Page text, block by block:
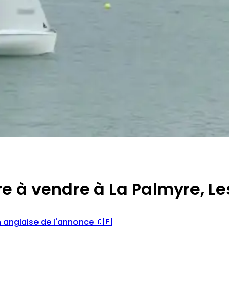
à vendre à La Palmyre,
anglaise de l'annonce 🇬🇧